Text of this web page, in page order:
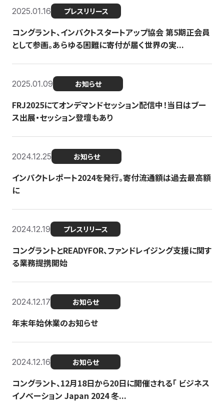
2025.01.16 プレスリリース
コングラント、インパクトスタートアップ協会 第5期正会員
として参画。あらゆる困難に寄付が届く世界の実...
2025.01.09 お知らせ
FRJ2025にてオンデマンドセッション配信中！当日はブー
ス出展・セッション登壇もあり
2024.12.25 お知らせ
インパクトレポート2024を発行。寄付流通額は過去最高額
に
2024.12.19 プレスリリース
コングラントとREADYFOR、ファンドレイジング支援に関す
る業務提携開始
2024.12.17 お知らせ
年末年始休業のお知らせ
2024.12.16 お知らせ
コングラント、12月18日から20日に開催される「 ビジネス
イノベーション Japan 2024 冬...